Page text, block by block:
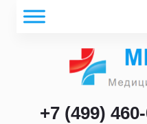
+7 (499)